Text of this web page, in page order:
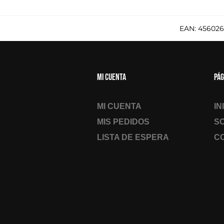
EAN:
Mi cuenta
MI CUENTA
MIS PEDIDOS
LISTA DE ESPERA